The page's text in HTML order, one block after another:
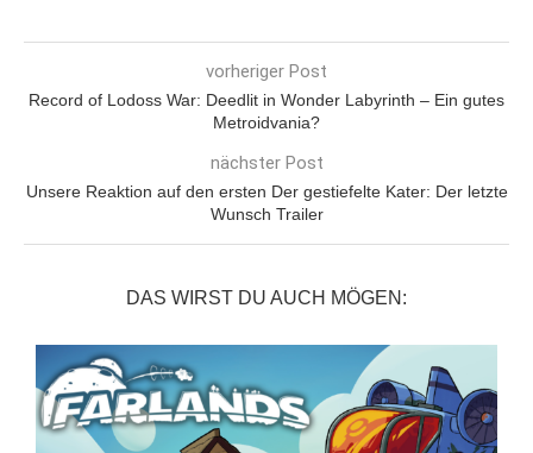
vorheriger Post
Record of Lodoss War: Deedlit in Wonder Labyrinth – Ein gutes
Metroidvania?
nächster Post
Unsere Reaktion auf den ersten Der gestiefelte Kater: Der letzte
Wunsch Trailer
DAS WIRST DU AUCH MÖGEN: